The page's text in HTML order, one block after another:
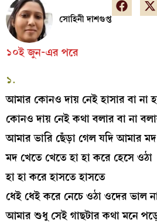
সোহিনী দাশগুপ্ত
১০ই জুন-এর পরে
১.
আমার কোনও দায় নেই হাসার বা না
কোনও দায় নেই কথা বলার বা না
আমার ভারি ছেঁড়া গেল যদি আমার
মদ খেতে খেতে হা হা করে হেসে ওঠা
হা হা করে হাসতে হাসতে
ধেই ধেই করে নেচে ওঠা ওদের ভাল
আমার শুধু সেই গাছটার কথা মনে